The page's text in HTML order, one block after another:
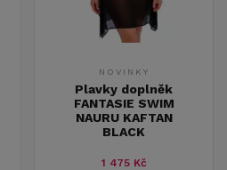
NOVINKY
Plavky doplněk
FANTASIE SWIM
NAURU KAFTAN
BLACK
1 475 Kč